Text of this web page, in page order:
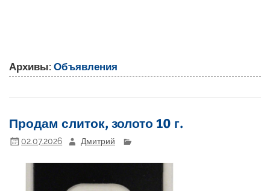
Архивы:Объявления
Продам слиток, золото 10 г.
02.07.2026 Дмитрий